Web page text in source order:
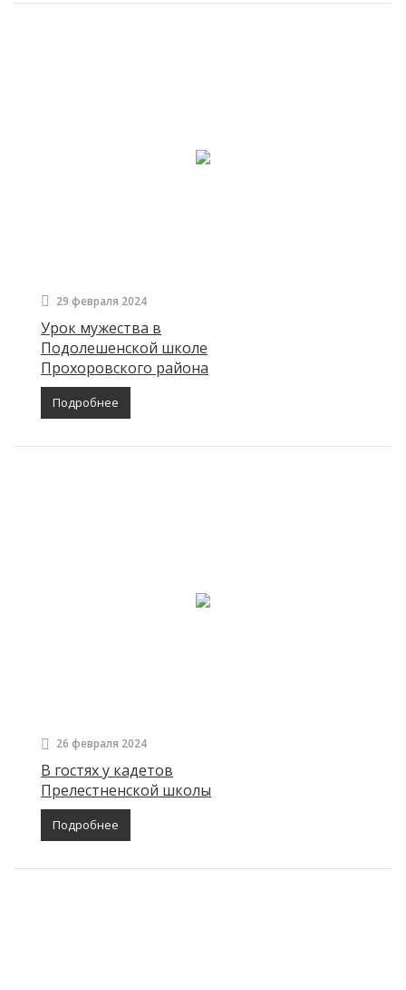
29 февраля 2024
Урок мужества в
Подолешенской школе
Прохоровского района
Подробнее
26 февраля 2024
В гостях у кадетов
Прелестненской школы
Подробнее